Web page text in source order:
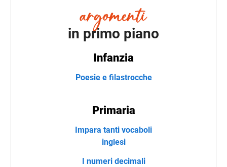
in primo piano
Infanzia
Poesie e filastrocche
Primaria
Impara tanti vocaboli
inglesi
I numeri decimali